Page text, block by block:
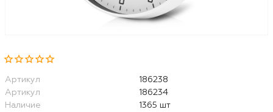
Артикул
186238
Артикул
186234
Наличие
1365 шт